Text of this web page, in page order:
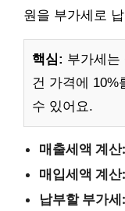
원을 부가세로
핵심: 부가세는
건 가격에 10%
수 있어요.
매출세액 계산:
매입세액 계산:
납부할 부가세: